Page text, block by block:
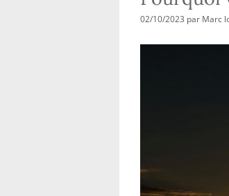
02/10/2023 par Marc